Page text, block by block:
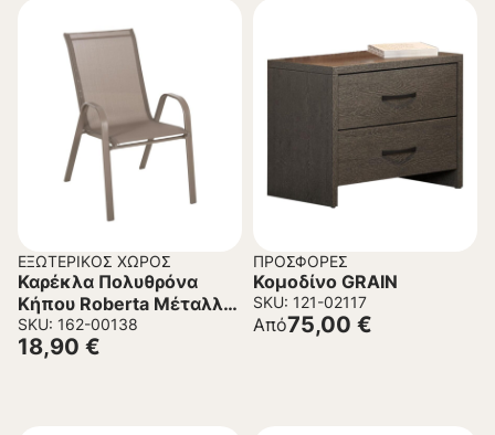
ΕΞΩΤΕΡΙΚΌΣ ΧΏΡΟΣ
Καρέκλα Πολυθρόνα
Κήπου Roberta Μέταλλο
– Textiline σε Σαμπανί
54x74x93Υεκ.
SKU: 162-00138
18,90 €
ΠΡΟΣΦΟΡΈΣ
Κομοδίνο GRAIN
SKU: 121-02117
Από75,00 €